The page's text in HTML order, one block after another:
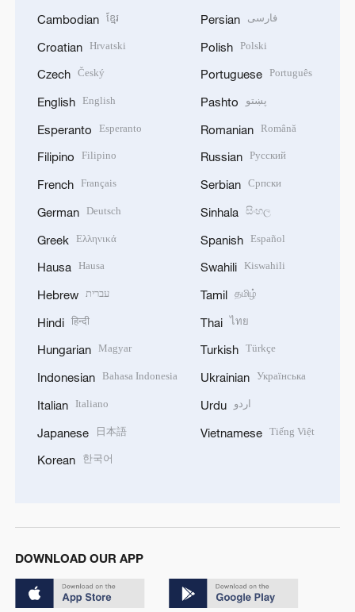
Cambodian ខ្មែរ
Croatian Hrvatski
Czech Český
English English
Esperanto Esperanto
Filipino Filipino
French Français
German Deutsch
Greek Ελληνικά
Hausa Hausa
Hebrew עברית
Hindi हिन्दी
Hungarian Magyar
Indonesian Bahasa Indonesia
Italian Italiano
Japanese 日本語
Korean 한국어
Persian فارسی
Polish Polski
Portuguese Português
Pashto پښتو
Romanian Română
Russian Русский
Serbian Српски
Sinhala සිංහල
Spanish Español
Swahili Kiswahili
Tamil தமிழ்
Thai ไทย
Turkish Türkçe
Ukrainian Українська
Urdu اردو
Vietnamese Tiếng Việt
DOWNLOAD OUR APP